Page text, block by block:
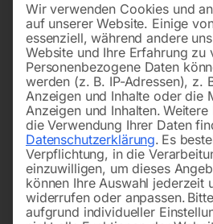
Wir verwenden Cookies und
auf unserer Website. Einige
essenziell, während andere
Website und Ihre Erfahrung zu
Personenbezogene Daten
werden (z. B. IP-Adressen), z.
Anzeigen und Inhalte oder die
Anzeigen und Inhalten. Weitere
die Verwendung Ihrer Daten
Datenschutzerklärung. Es
Verpflichtung, in die
einzuwilligen, um dieses
können Ihre Auswahl jederzeit
widerrufen oder anpassen.
aufgrund individueller